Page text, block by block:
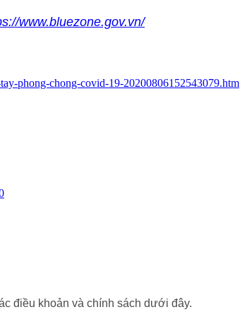
www.bluezone.gov.vn/
phong-chong-covid-19-20200806152543079.htm
điều khoản và chính sách dưới đây.